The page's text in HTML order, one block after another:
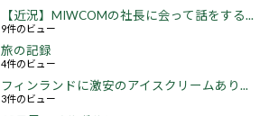
【近況】MIWCOMの社長に会って話をする...
9件のビュー
旅の記録
4件のビュー
フィンランドに激安のアイスクリームあり...
3件のビュー